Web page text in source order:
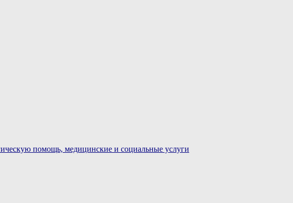
помощь, медицинские и социальные услуги